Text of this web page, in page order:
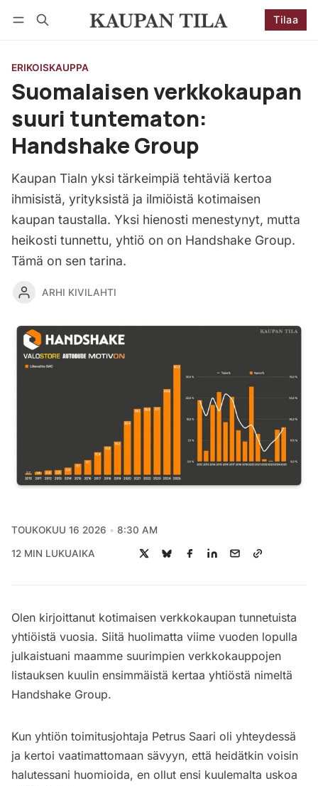
Tilaa
ERIKOISKAUPPA
Suomalaisen verkkokaupan
suuri tuntematon:
Handshake Group
Kaupan Tialn yksi tärkeimpiä tehtäviä kertoa
ihmisistä, yrityksistä ja ilmiöistä kotimaisen
kaupan taustalla. Yksi hienosti menestynyt, mutta
heikosti tunnettu, yhtiö on on Handshake Group.
Tämä on sen tarina.
ARHI KIVILAHTI
TOUKOKUU 16 2026 8:30 AM
12 MIN LUKUAIKA
Olen kirjoittanut kotimaisen verkkokaupan tunnetuista
yhtiöistä vuosia. Siitä huolimatta viime vuoden lopulla
julkaistuani maamme suurimpien verkkokauppojen
listauksen kuulin ensimmäistä kertaa yhtiöstä nimeltä
Handshake Group.
Kun yhtiön toimitusjohtaja Petrus Saari oli yhteydessä
ja kertoi vaatimattomaan sävyyn, että heidätkin voisin
halutessani huomioida, en ollut ensi kuulemalta uskoa